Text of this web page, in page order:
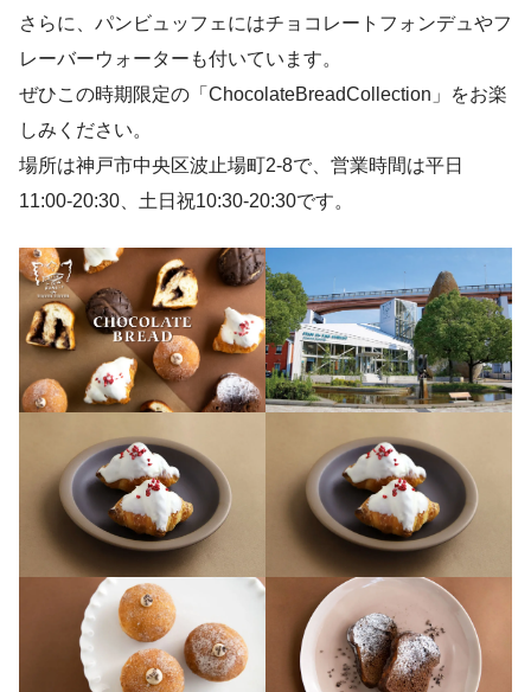
さらに、パンビュッフェにはチョコレートフォンデュやフ
レーバーウォーターも付いています。
ぜひこの時期限定の「ChocolateBreadCollection」をお楽
しみください。
場所は神戸市中央区波止場町2-8で、営業時間は平日
11:00-20:30、土日祝10:30-20:30です。